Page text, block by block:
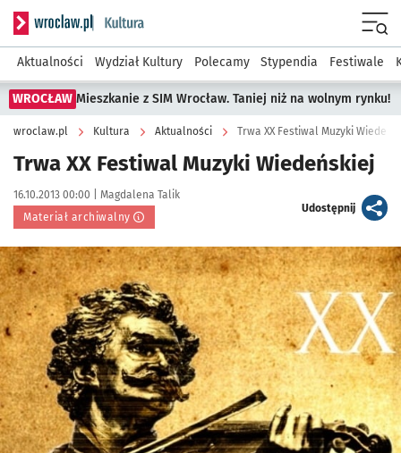
Serwis informacyjny wroclaw.pl podserwis: Kultura
Aktualności Wydział Kultury Polecamy Stypendia Festiwale
WROCŁAW Mieszkanie z SIM Wrocław. Taniej niż na wolnym rynku!
wroclaw.pl Kultura Aktualności Trwa XX Festiwal Muzyki
Trwa XX Festiwal Muzyki Wiedeńskiej
Data publikacji:
16.10.2013 00:00 | Autor:
Magdalena Talik
Materiał archiwalny
Udostępnijartykuł
Kliknij, aby powiększyć